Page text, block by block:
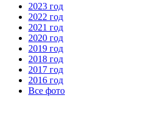
2023 год
2022 год
2021 год
2020 год
2019 год
2018 год
2017 год
2016 год
Все фото